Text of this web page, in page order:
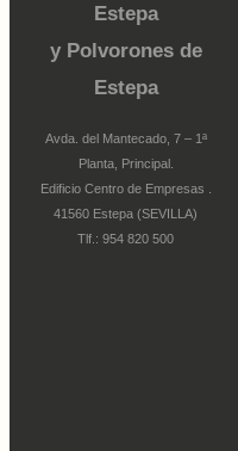
Estepa
y Polvorones de
Estepa
Avda. del Mantecado, 7 – 1ª
Planta, Principal.
Edificio Centro de Empresas .
41560 Estepa (SEVILLA)
Tlf.: 954 820 500